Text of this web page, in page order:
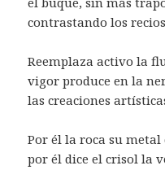
contrastando los
Reemplaza activo la
vigor produce en la
las creaciones
Por él la roca su metal
por él dice el crisol la